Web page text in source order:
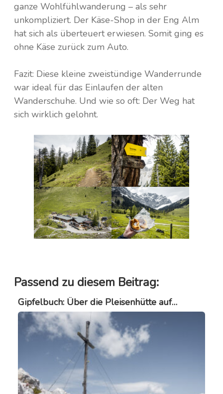
ganze Wohlfühlwanderung – als sehr
unkompliziert. Der Käse-Shop in der Eng Alm
hat sich als überteuert erwiesen. Somit ging es
ohne Käse zurück zum Auto.
Fazit: Diese kleine zweistündige Wanderrunde
war ideal für das Einlaufen der alten
Wanderschuhe. Und wie so oft: Der Weg hat
sich wirklich gelohnt.
Passend zu diesem Beitrag:
Gipfelbuch: Über die Pleisenhütte auf…